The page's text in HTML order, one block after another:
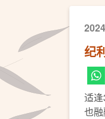
纪
适
也融